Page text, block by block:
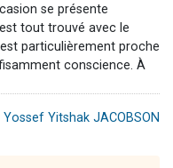
se présente
tout trouvé avec le
particulièrement proche
conscience. À
Yossef Yitshak JACOBSON